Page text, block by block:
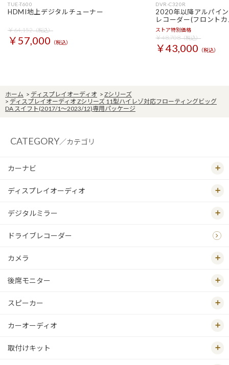
TUE-T600
HDMI地上デジタルチューナー
￥64,152（税込）
￥57,000 （税込）
DVR-C320R
2020年以降アルパイ
レコーダー(フロント
ストア特別価格
￥48,708（税込）
￥43,000 （税込）
ホーム > ディスプレイオーディオ > Zシリーズ
> ディスプレイオーディオ Zシリーズ 11型ハイレゾ対応フローティングビッグ
DA スイフト(2017/1～2023/12)専用パッケージ
CATEGORY／カテゴリ
カーナビ
ディスプレイオーディオ
デジタルミラー
ドライブレコーダー
カメラ
後席モニター
スピーカー
カーオーディオ
取付けキット